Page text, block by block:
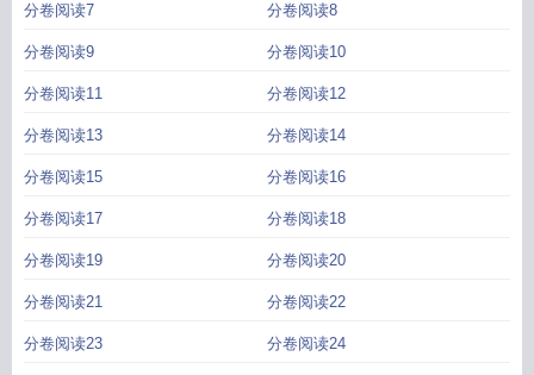
分卷阅读7 分卷阅读8
分卷阅读9 分卷阅读10
分卷阅读11 分卷阅读12
分卷阅读13 分卷阅读14
分卷阅读15 分卷阅读16
分卷阅读17 分卷阅读18
分卷阅读19 分卷阅读20
分卷阅读21 分卷阅读22
分卷阅读23 分卷阅读24